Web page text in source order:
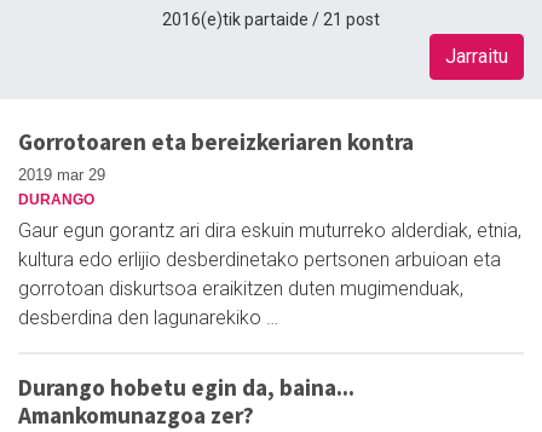
2016(e)tik partaide / 21 post
Jarraitu
Gorrotoaren eta bereizkeriaren kontra
2019 mar 29
DURANGO
Gaur egun gorantz ari dira eskuin muturreko alderdiak, etnia,
kultura edo erlijio desberdinetako pertsonen arbuioan eta
gorrotoan diskurtsoa eraikitzen duten mugimenduak,
desberdina den lagunarekiko …
Durango hobetu egin da, baina...
Amankomunazgoa zer?